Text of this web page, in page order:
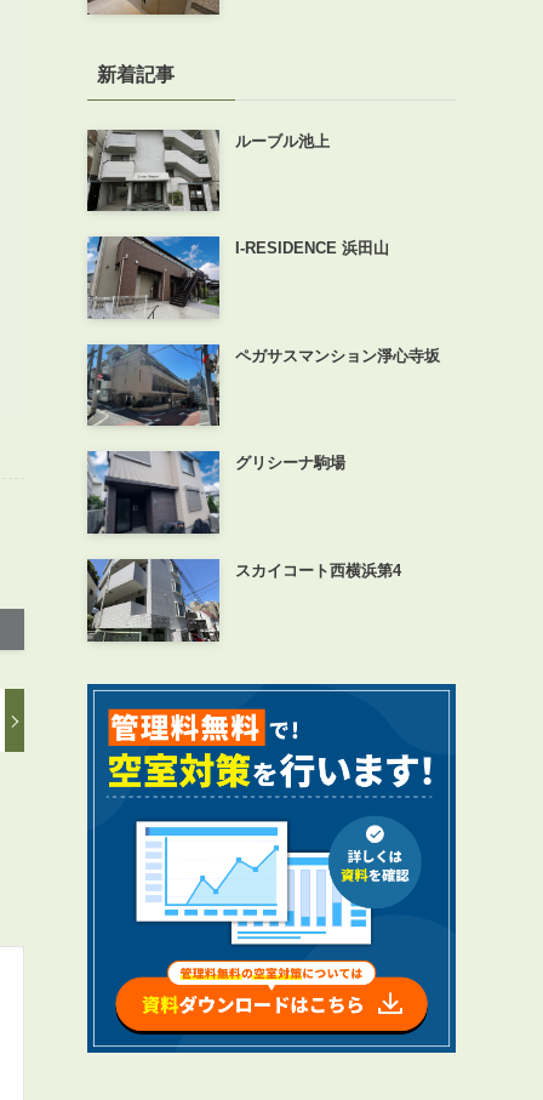
新着記事
ルーブル池上
I-RESIDENCE 浜田山
ペガサスマンション淨心寺坂
グリシーナ駒場
スカイコート西横浜第4